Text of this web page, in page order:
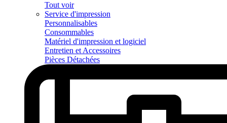
Tout voir
Service d'impression
Personnalisables
Consommables
Matériel d'impression et logiciel
Entretien et Accessoires
Pièces Détachées